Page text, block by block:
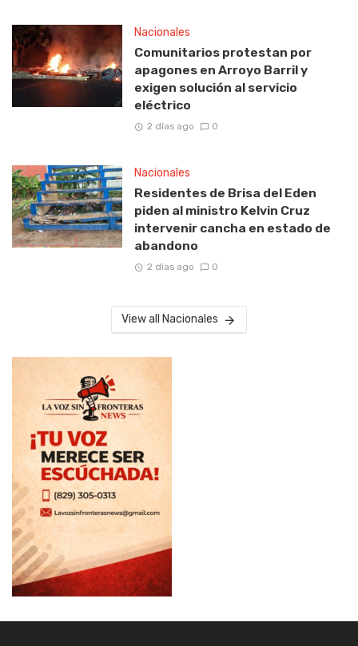
Nacionales
Comunitarios protestan por
apagones en Arroyo Barril y
exigen solución al servicio
eléctrico
2 días ago 0
Nacionales
Residentes de Brisa del Eden
piden al ministro Kelvin Cruz
intervenir cancha en estado de
abandono
2 días ago 0
View all Nacionales